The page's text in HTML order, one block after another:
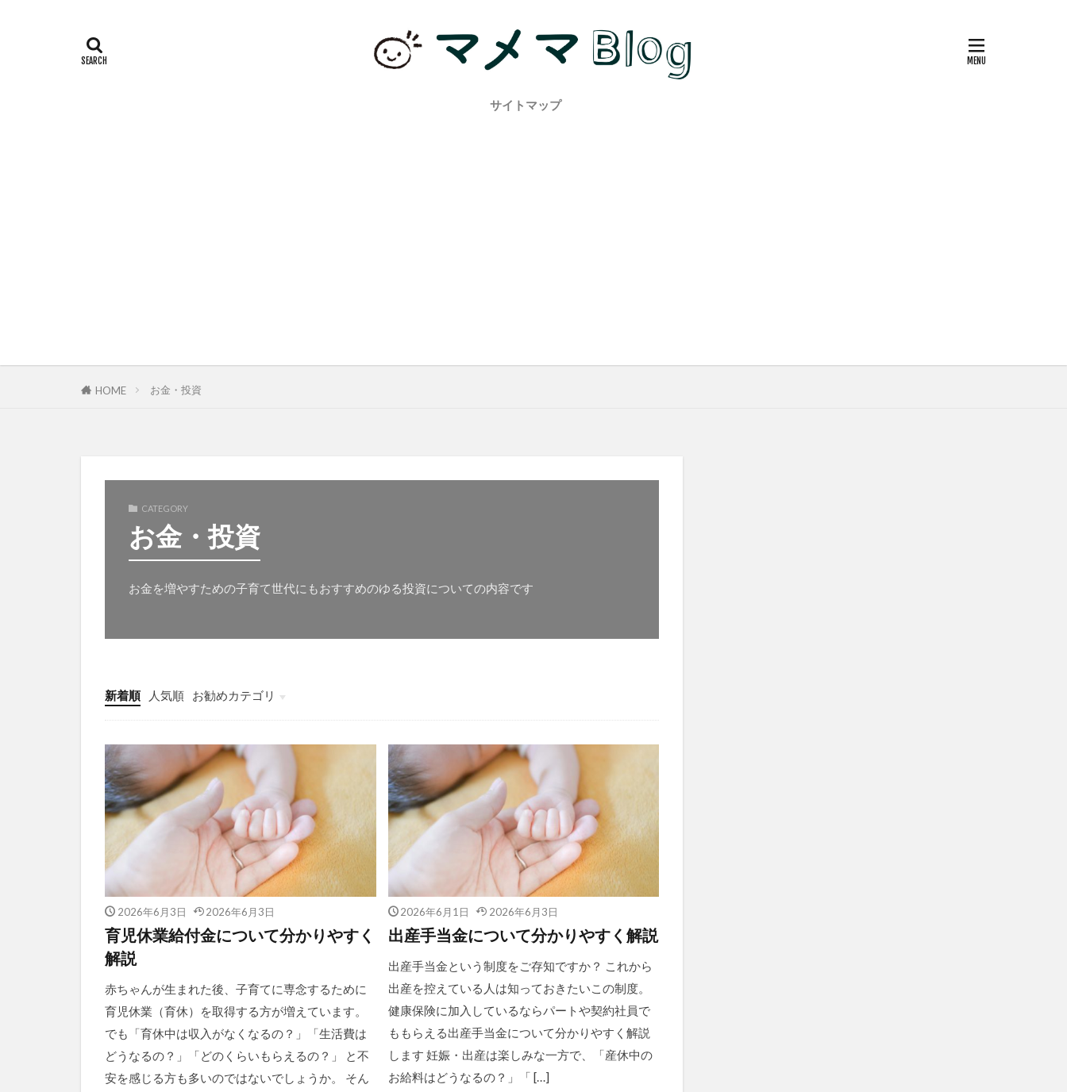
サイトマップ
HOME お金・投資
CATEGORY
お金・投資
お金を増やすための子育て世代にもおすすめのゆる投資についての内容です
新着順 人気順
お勧めカテゴリ
未分類
2026年6月3日 2026年6月3日
育児休業給付金について分かりやすく
解説
赤ちゃんが生まれた後、子育てに専念するために
育児休業（育休）を取得する方が増えています。
でも「育休中は収入がなくなるの？」「生活費は
どうなるの？」「どのくらいもらえるの？」 と不
安を感じる方も多いのではないでしょうか。 そん
2026年6月1日 2026年6月3日
出産手当金について分かりやすく解説
出産手当金という制度をご存知ですか？ これから
出産を控えている人は知っておきたいこの制度。
健康保険に加入しているならパートや契約社員で
ももらえる出産手当金について分かりやすく解説
します 妊娠・出産は楽しみな一方で、「産休中の
お給料はどうなるの？」「 […]